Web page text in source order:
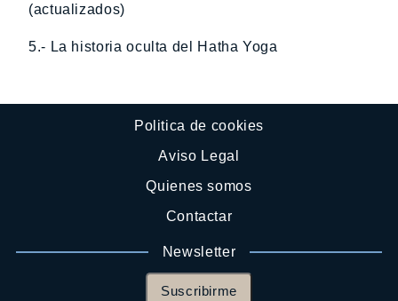
(actualizados)
5.- La historia oculta del Hatha Yoga
Politica de cookies
Aviso Legal
Quienes somos
Contactar
Newsletter
Suscribirme